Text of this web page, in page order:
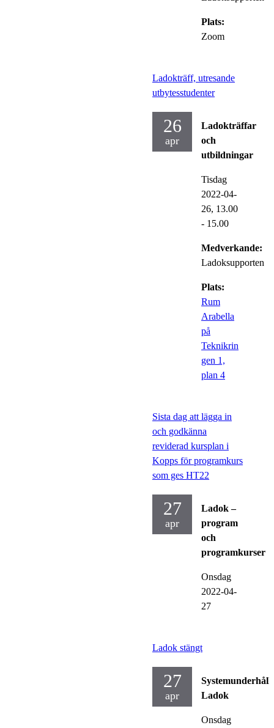
Plats:
Zoom
Ladokträff, utresande
utbytesstudenter
26
apr
Ladokträffar
och
utbildningar
Tisdag
2022-04-
26, 13.00
- 15.00
Medverkande:
Ladoksupporten
Plats:
Rum
Arabella
på
Teknikrin
gen 1,
plan 4
Sista dag att lägga in
och godkänna
reviderad kursplan i
Kopps för programkurs
som ges HT22
27
apr
Ladok –
program
och
programkurser
Onsdag
2022-04-
27
Ladok stängt
27
apr
Systemunderhåll
Ladok
Onsdag